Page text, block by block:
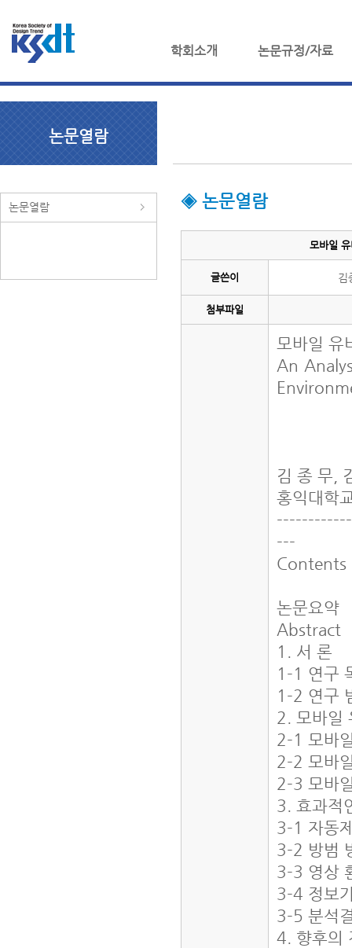
학회소개 논문규정/자료
논문열람
논문열람 ◈ 논문열람
모바일
글쓴이 김
첨부파일
모바일 유
An
김 종 무,
홍익대학
---
Contents
논문요약
Abstract
1. 서 론
1-1 연구
1-2 연구
2. 모바일
2-1 모바
2-2 모바
2-3 모바
3. 효과적
3-1 자동
3-2 방범
3-3 영상
3-4 정보
3-5 분석
4. 향후의